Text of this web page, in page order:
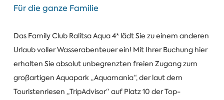
Für die ganze Familie
Das Family Club Ralitsa Aqua 4* lädt Sie zu einem anderen
Urlaub voller Wasserabenteuer ein! Mit Ihrer Buchung hier
erhalten Sie absolut unbegrenzten freien Zugang zum
großartigen Aquapark „Aquamania“, der laut dem
Touristenriesen „TripAdvisor“ auf Platz 10 der Top-